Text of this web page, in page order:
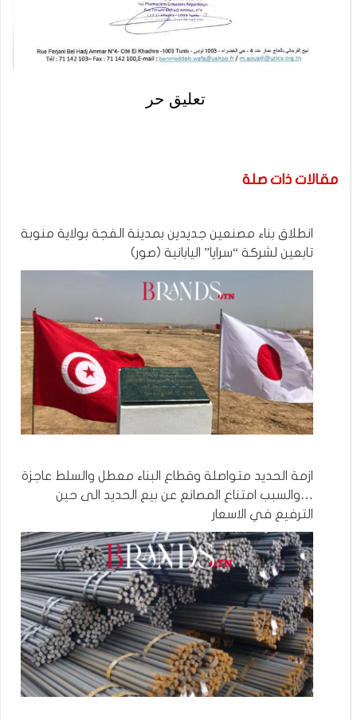
تعليق حر
مقالات ذات صلة
انطلاق بناء مصنعين جديدين بمدينة الفجة بولاية منوبة
تابعين لشركة “سرايا” اليابانية (صور)
ازمة الحديد متواصلة وقطاع البناء معطل والسلط عاجزة
…والسبب امتناع المصانع عن بيع الحديد الى حين
الترفيع في الاسعار